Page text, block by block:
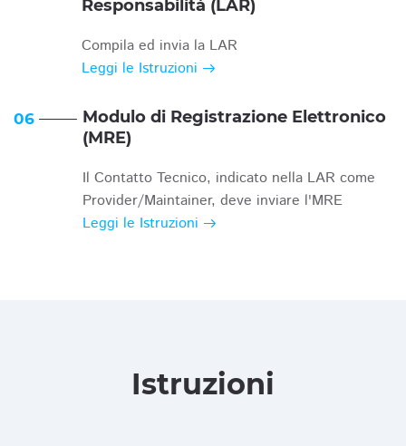
Responsabilità (LAR)
Compila ed invia la LAR
Leggi le Istruzioni
06
Modulo di Registrazione Elettronico
(MRE)
Il Contatto Tecnico, indicato nella LAR come
Provider/Maintainer, deve inviare l'MRE
Leggi le Istruzioni
Istruzioni